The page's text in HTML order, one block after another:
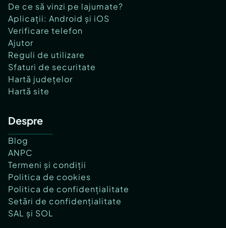
De ce să vinzi pe lajumate?
Aplicații: Android și iOS
Verificare telefon
Ajutor
Reguli de utilizare
Sfaturi de securitate
Hartă județelor
Hartă site
Despre
Blog
ANPC
Termeni și condiții
Politica de cookies
Politica de confidențialitate
Setări de confidențialitate
SAL și SOL